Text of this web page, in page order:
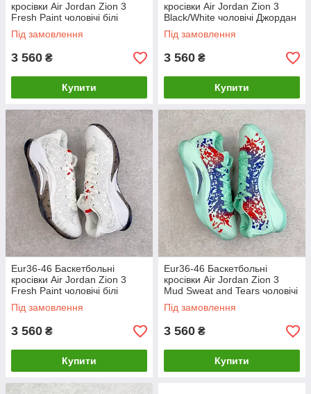
кросівки Air Jordan Zion 3
Fresh Paint чоловічі білі
Джордан
Під замовлення
3 560 ₴
Купити
кросівки Air Jordan Zion 3
Black/White чоловічі Джордан
Під замовлення
3 560 ₴
Купити
Eur36-46 Баскетбольні
кросівки Air Jordan Zion 3
Fresh Paint чоловічі білі
Джордан
Під замовлення
3 560 ₴
Купити
Eur36-46 Баскетбольні
кросівки Air Jordan Zion 3
Mud Sweat and Tears чоловічі
Джордан
Під замовлення
3 560 ₴
Купити